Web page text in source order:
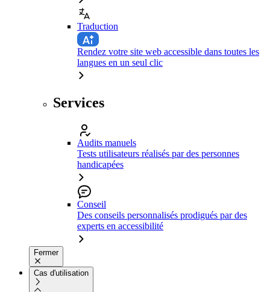
Traduction
Rendez votre site web accessible dans toutes les
langues en un seul clic
Services
Audits manuels
Tests utilisateurs réalisés par des personnes
handicapées
Conseil
Des conseils personnalisés prodigués par des
experts en accessibilité
Fermer
Cas d'utilisation